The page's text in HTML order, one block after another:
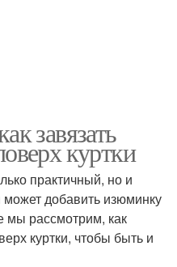
завязать
куртки
практичный, но и
добавить изюминку
мы рассмотрим, как
куртки, чтобы быть и